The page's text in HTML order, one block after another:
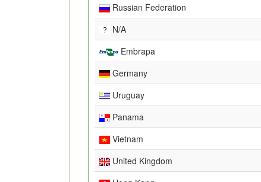
Russian Federation
N/A
Embrapa
Germany
Uruguay
Panama
Vietnam
United Kingdom